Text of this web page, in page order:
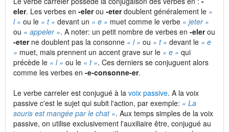
eler. Les verbes en -elerou -eterdoublent généralement le «
l » ou le « t » devant un « e » muet comme le verbe « jeter »
ou « appeler ». A noter: un petit nombre de verbes en -elerou
-eterne doublent pas la consonne « l » ou « t » devant le « e
» muet, mais prennent un accent grave sur le « e » qui
précède le « l » ou le « t ». Ces derniers se conjuguent alors
comme les verbes en -e-consonne-er.
Le verbe carreler est conjugué à la voix passive. A la voix
passive c'est le sujet qui subit l'action, par exemple: « La
souris est mangée par le chat ». Aux temps simples de la voix
passive, on utilise exclusivement l'auxiliaire être, conjugué au